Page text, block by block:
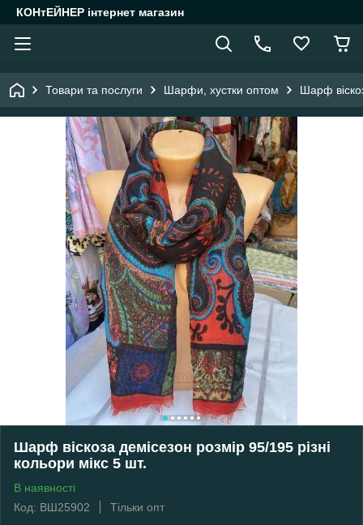
КОНтЕЙНЕР інтернет магазин
Товари та послуги Шарфи, хустки оптом Шарф
Шарф віскоза демісезон розмір 95/195 різні
кольори мікс 5 шт.
В наявності
Код: ВШ25902
Тільки опт